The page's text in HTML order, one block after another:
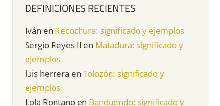
DEFINICIONES RECIENTES
Iván en Recochura: significado y ejemplos
Sergio Reyes II en Matadura: significado y
ejemplos
luis herrera en Tolozón: significado y
ejemplos
Lola Rontano en Banduendo: significado y